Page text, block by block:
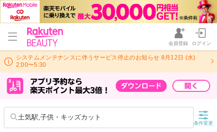
会員登録 ログイン
システムメンテナンスに伴うサービス停止のお知らせ 8月12日 (水)
2:00〜5:30
土気駅,子供・キッズカット
条件変更